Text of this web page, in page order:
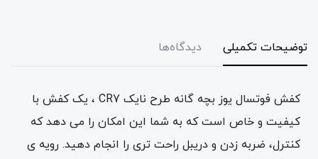
توضیحات تکمیلی دیدگاه‌ها
کفش فوتسال یوز بچه گانه طرح نایک CR7 ، یک کفش با
کیفیت و خاص است که به شما این امکان را می دهد که
کنترل، ضربه زدن و دریبل راحت تری را انجام دهید. رویه ی